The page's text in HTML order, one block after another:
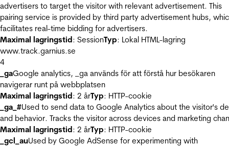
advertisers to target the visitor with relevant advertisement. This
pairing service is provided by third party advertisement hubs,
facilitates real-time bidding for advertisers.
Maximal lagringstid: SessionTyp: Lokal HTML-lagring
www.track.garnius.se
4
_gaGoogle analytics, _ga används för att förstå hur besökaren
navigerar runt på webbplatsen
Maximal lagringstid: 2 årTyp: HTTP-cookie
_ga_#Used to send data to Google Analytics about the visitor's
and behavior. Tracks the visitor across devices and marketing
Maximal lagringstid: 2 årTyp: HTTP-cookie
_gcl_auUsed by Google AdSense for experimenting with